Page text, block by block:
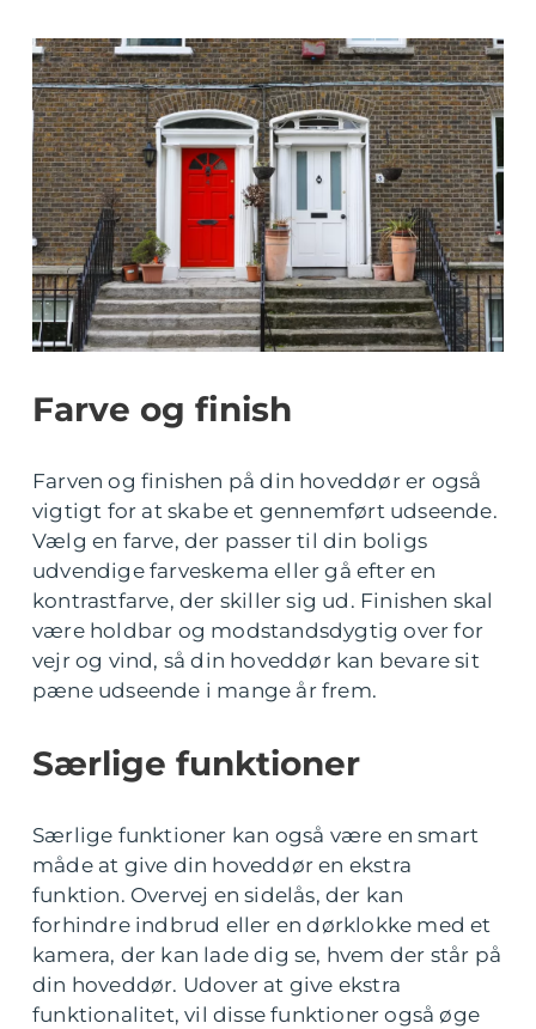
Farve og finish
Farven og finishen på din hoveddør er også
vigtigt for at skabe et gennemført udseende.
Vælg en farve, der passer til din boligs
udvendige farveskema eller gå efter en
kontrastfarve, der skiller sig ud. Finishen skal
være holdbar og modstandsdygtig over for
vejr og vind, så din hoveddør kan bevare sit
pæne udseende i mange år frem.
Særlige funktioner
Særlige funktioner kan også være en smart
måde at give din hoveddør en ekstra
funktion. Overvej en sidelås, der kan
forhindre indbrud eller en dørklokke med et
kamera, der kan lade dig se, hvem der står på
din hoveddør. Udover at give ekstra
funktionalitet, vil disse funktioner også øge